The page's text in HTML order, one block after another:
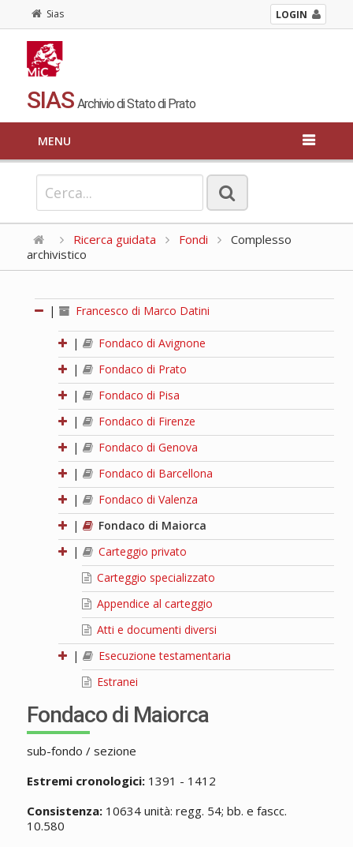
Sias LOGIN
SIAS Archivio di Stato di Prato
MENU
Ricerca guidata Fondi
Complesso
archivistico
| Francesco di Marco Datini
|
Fondaco di Avignone
|
Fondaco di Prato
|
Fondaco di Pisa
|
Fondaco di Firenze
|
Fondaco di Genova
|
Fondaco di Barcellona
|
Fondaco di Valenza
|
Fondaco di Maiorca
|
Carteggio privato
Carteggio specializzato
Appendice al carteggio
Atti e documenti diversi
|
Esecuzione testamentaria
Estranei
Fondaco di Maiorca
sub-fondo / sezione
Estremi cronologici:1391 - 1412
Consistenza:10634 unità: regg. 54; bb. e fascc.
10.580